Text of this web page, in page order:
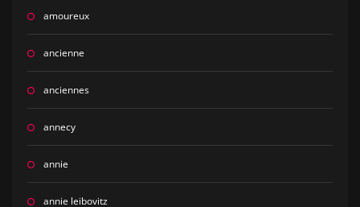
amoureux
ancienne
anciennes
annecy
annie
annie leibovitz